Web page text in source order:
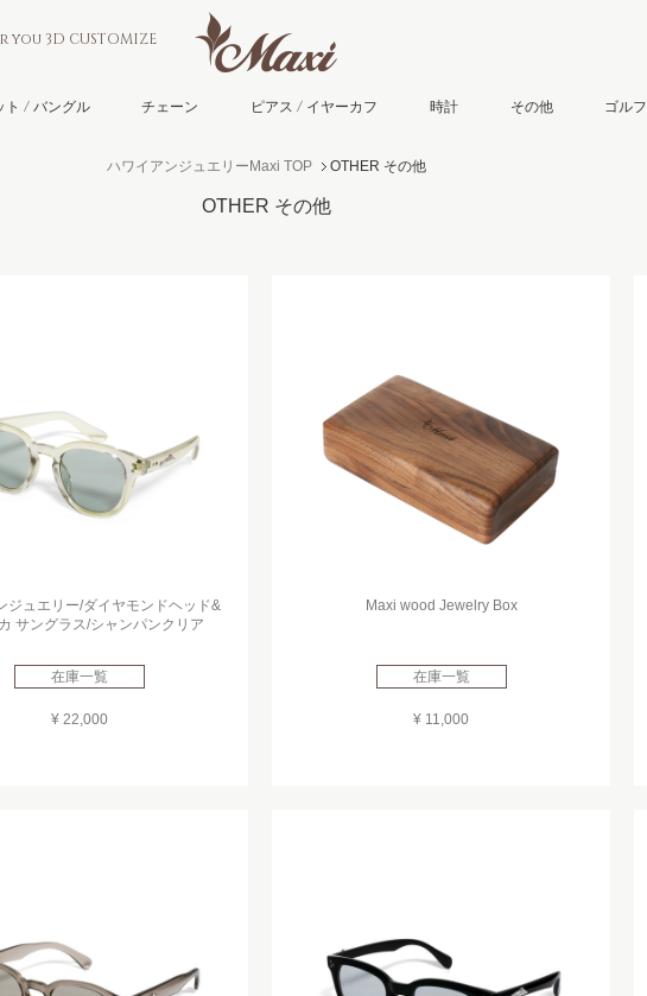
3D CUSTOMIZE
ト / バングル チェーン ピアス / イヤーカフ 時計 その他 ゴルフ
ハワイアンジュエリーMaxi TOP OTHER その他
OTHER その他
ジュエリー/ダイヤモンドヘッド&
サングラス/シャンパンクリア
在庫一覧
¥ 22,000
Maxi wood Jewelry Box
在庫一覧
¥ 11,000